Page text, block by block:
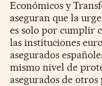
Económicos y
aseguran que la
essolo por cumplir
las instituciones
asegurados
mismo nivel de
asegurados de